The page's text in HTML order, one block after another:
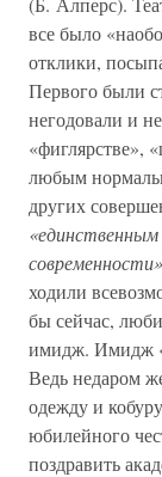
все было
отклики,
Первого были
негодовали и
«фиглярстве»,
любым
других
современности»
ходили
бы сейчас,
имидж. Имидж
Ведь недаром
одежду и
юбилейного
поздравить